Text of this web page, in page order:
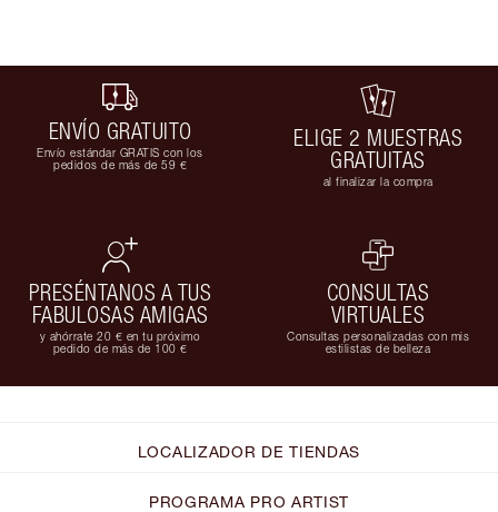
ENVÍO GRATUITO
Envío estándar GRATIS con los
pedidos de más de 59 €
ELIGE 2 MUESTRAS
GRATUITAS
al finalizar la compra
PRESÉNTANOS A TUS
FABULOSAS AMIGAS
y ahórrate 20 € en tu próximo
pedido de más de 100 €
CONSULTAS
VIRTUALES
Consultas personalizadas con mis
estilistas de belleza
LOCALIZADOR DE TIENDAS
PROGRAMA PRO ARTIST